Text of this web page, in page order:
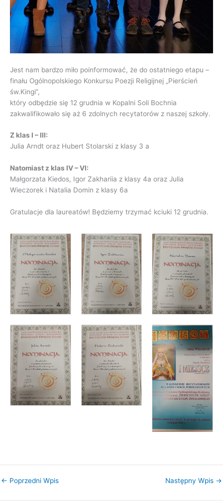
Jest nam bardzo miło poinformować, że do ostatniego etapu –
finału Ogólnopolskiego Konkursu Poezji Religijnej „Pierścień
św.Kingi”,
który odbędzie się 12 grudnia w Kopalni Soli Bochnia
zakwalifikowało się aż 6 zdolnych recytatorów z naszej szkoły.
Z klas I – III:
Julia Arndt oraz Hubert Stolarski z klasy 3 a
Natomiast z klas IV – VI:
Małgorzata Kiedos, Igor Zakhariia z klasy 4a oraz Julia
Wieczorek i Natalia Domin z klasy 6a
Gratulacje dla laureatów! Będziemy trzymać kciuki 12 grudnia.
← Poprzedni Wpis Następny Wpis →